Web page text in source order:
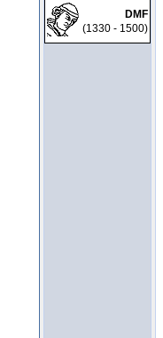
DMF
(1330 - 1500)